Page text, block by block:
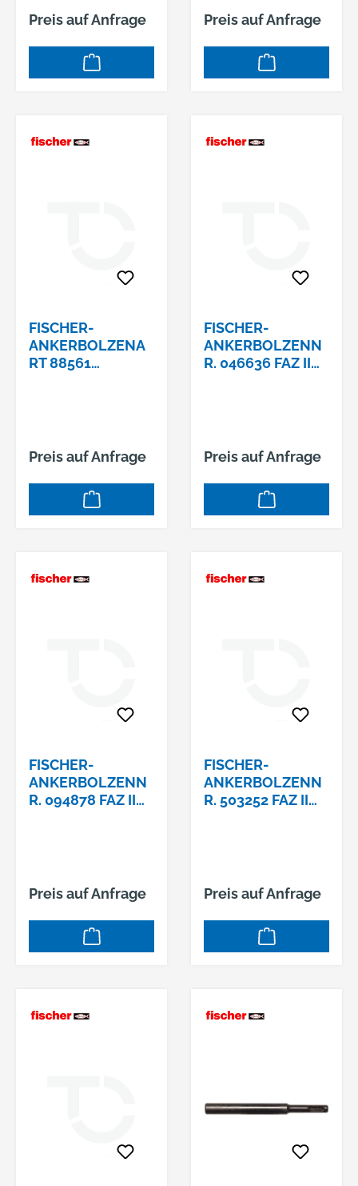
Preis auf Anfrage Preis auf Anfrage
FISCHER-
ANKERBOLZENA
RT 88561
Preis auf Anfrage
FISCHER-
ANKERBOLZENN
R. 046636 FAZ II
Preis auf Anfrage
FISCHER-
ANKERBOLZENN
R. 094878 FAZ II
Preis auf Anfrage
FISCHER-
ANKERBOLZENN
R. 503252 FAZ II
Preis auf Anfrage